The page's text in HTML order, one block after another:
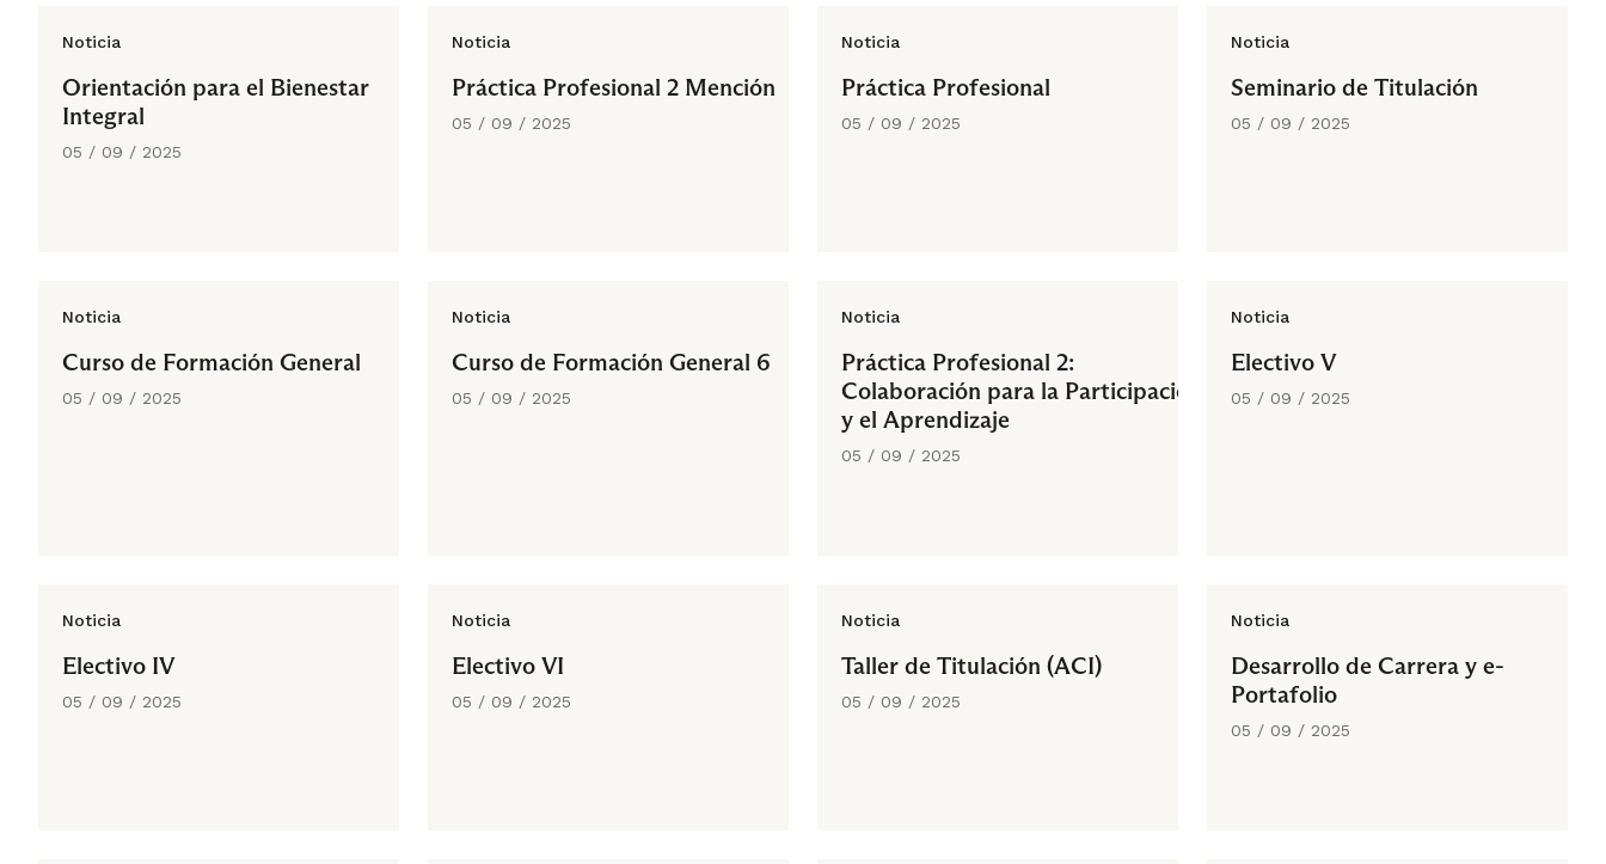
Noticia
Orientación para el Bienestar
Integral
05 / 09 / 2025
Noticia
Práctica Profesional 2 Mención
05 / 09 / 2025
Noticia
Práctica Profesional
05 / 09 / 2025
Noticia
Seminario de Titulación
05 / 09 / 2025
Noticia
Curso de Formación General
05 / 09 / 2025
Noticia
Curso de Formación General 6
05 / 09 / 2025
Noticia
Práctica Profesional 2:
Colaboración para la Participación
y el Aprendizaje
05 / 09 / 2025
Noticia
Electivo V
05 / 09 / 2025
Noticia
Electivo IV
05 / 09 / 2025
Noticia
Electivo VI
05 / 09 / 2025
Noticia
Taller de Titulación (ACI)
05 / 09 / 2025
Noticia
Desarrollo de Carrera y e-
Portafolio
05 / 09 / 2025